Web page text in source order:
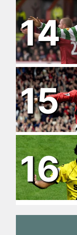
14
15
16